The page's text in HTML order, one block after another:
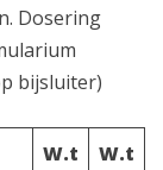
Dosering
bijsluiter)
W.t
W.t